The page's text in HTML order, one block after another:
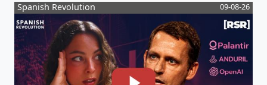
Spanish Revolution 09-08-26 La